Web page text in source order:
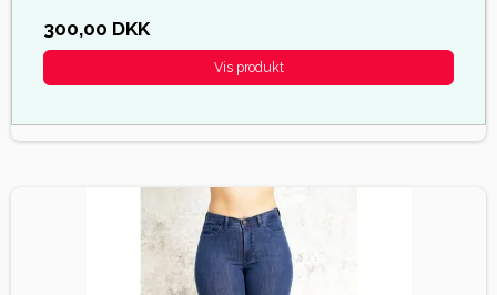
300,00 DKK
Vis produkt